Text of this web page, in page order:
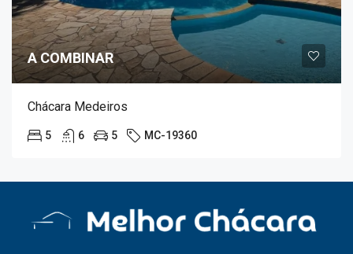
A COMBINAR
Chácara Medeiros
5 6 5 MC-19360